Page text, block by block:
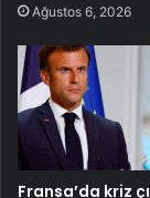
Ağustos 6, 2026
Fransa’da kriz